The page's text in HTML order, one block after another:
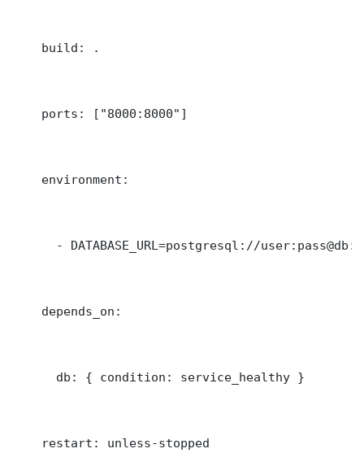
    build: .
    ports: ["8000:8000"]
    environment:
- DATABASE_URL=postgresql://
    depends_on:
      db: { condition: service_healthy }
    restart: unless-stopped